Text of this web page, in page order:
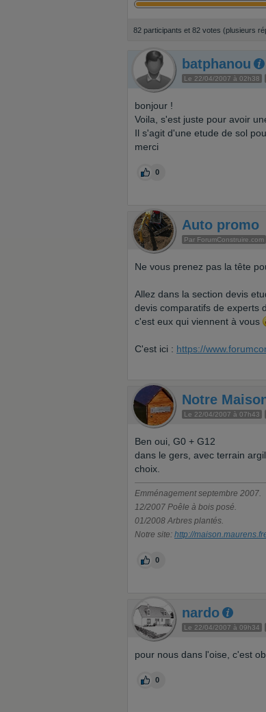
82 participants et 82 votes (plusieurs
batphanou
Le 22/04/2007 à 02h38
bonjour !
Voila, s'est juste pour avoir
Il s'agit d'une etude de sol
merci
0
Auto promo
Par ForumConstruire.com
Ne vous prenez pas la tête
Allez dans la section devis
devis comparatifs de experts
c'est eux qui viennent à vous
C'est ici : https://
Notre
Le 22/04/2007 à 07h43
Ben oui, G0 + G12
dans le gers, avec terrain
choix.
Emménagement septembre 2007.
12/2007 Poêle à bois posé.
01/2008 Arbres plantés.
Notre site: http://
0
nardo
Le 22/04/2007 à 09h34
pour nous dans l'oise, c'est
0